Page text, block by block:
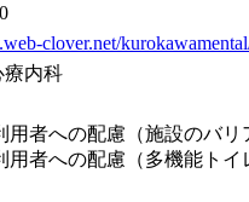
clover.net/
療内科
用者への配慮（施設のバリ
用者への配慮（多機能トイ